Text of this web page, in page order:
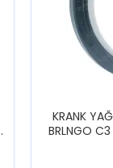
KRANK
BRLNGO
207 208